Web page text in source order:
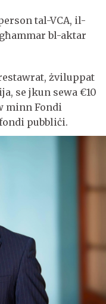
tal-VCA, il-
bl-aktar
żviluppat
se jkun sewa €10
minn Fondi
pubbliċi.